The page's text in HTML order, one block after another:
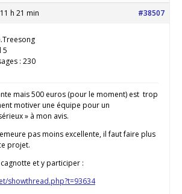
h 21 min #38507
5
: 230
mais 500 euros (pour le moment) est trop
motiver une équipe pour un
» à mon avis.
pas moins excellente, il faut faire plus
projet.
et y participer :
showthread.php?t=93634